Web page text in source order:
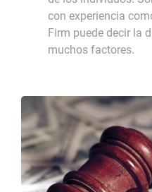
con experiencia
Firm puede decir la
muchos factores.